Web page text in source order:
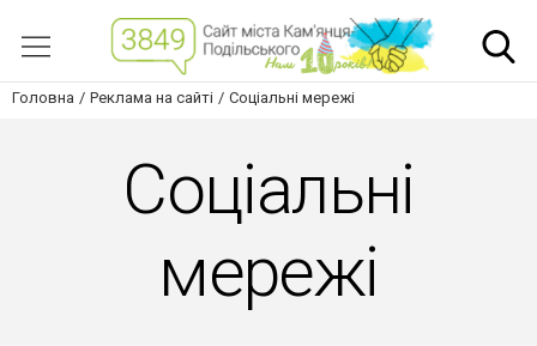
Головна Реклама на сайті Соціальні мережі
Соціальні
мережі